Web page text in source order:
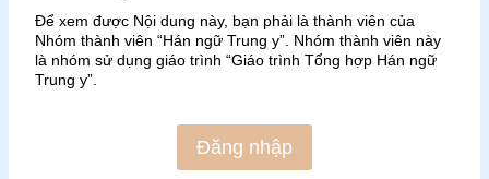
Để xem được Nội dung này, bạn phải là thành viên của
Nhóm thành viên “Hán ngữ Trung y”. Nhóm thành viên này
là nhóm sử dụng giáo trình “Giáo trình Tổng hợp Hán ngữ
Trung y”.
Đăng nhập